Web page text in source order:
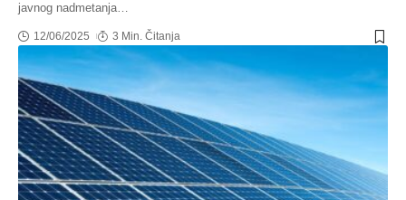
javnog nadmetanja…
12/06/2025 3 Min. Čitanja